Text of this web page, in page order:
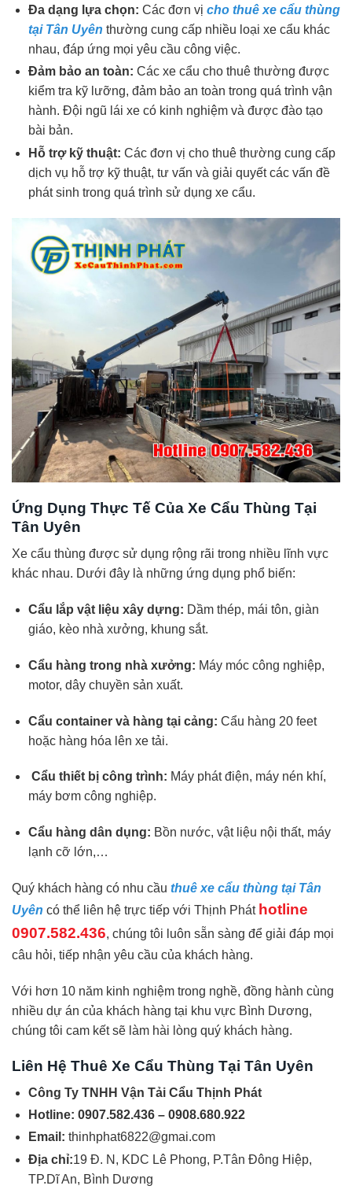
Đa dạng lựa chọn: Các đơn vị cho thuê xe cẩu thùng
tại Tân Uyên thường cung cấp nhiều loại xe cẩu khác
nhau, đáp ứng mọi yêu cầu công việc.
Đảm bảo an toàn: Các xe cẩu cho thuê thường được
kiểm tra kỹ lưỡng, đảm bảo an toàn trong quá trình vận
hành. Đội ngũ lái xe có kinh nghiệm và được đào tạo
bài bản.
Hỗ trợ kỹ thuật: Các đơn vị cho thuê thường cung cấp
dịch vụ hỗ trợ kỹ thuật, tư vấn và giải quyết các vấn đề
phát sinh trong quá trình sử dụng xe cẩu.
Ứng Dụng Thực Tế Của Xe Cẩu Thùng Tại
Tân Uyên
Xe cẩu thùng được sử dụng rộng rãi trong nhiều lĩnh vực
khác nhau. Dưới đây là những ứng dụng phổ biến:
Cẩu lắp vật liệu xây dựng: Dầm thép, mái tôn, giàn
giáo, kèo nhà xưởng, khung sắt.
Cẩu hàng trong nhà xưởng: Máy móc công nghiệp,
motor, dây chuyền sản xuất.
Cẩu container và hàng tại cảng: Cẩu hàng 20 feet
hoặc hàng hóa lên xe tải.
Cẩu thiết bị công trình: Máy phát điện, máy nén khí,
máy bơm công nghiệp.
Cẩu hàng dân dụng: Bồn nước, vật liệu nội thất, máy
lạnh cỡ lớn,…
Quý khách hàng có nhu cầu thuê xe cẩu thùng tại Tân
Uyên có thể liên hệ trực tiếp với Thịnh Phát hotline
0907.582.436, chúng tôi luôn sẵn sàng để giải đáp mọi
câu hỏi, tiếp nhận yêu cầu của khách hàng.
Với hơn 10 năm kinh nghiệm trong nghề, đồng hành cùng
nhiều dự án của khách hàng tại khu vực Bình Dương,
chúng tôi cam kết sẽ làm hài lòng quý khách hàng.
Liên Hệ Thuê Xe Cẩu Thùng Tại Tân Uyên
Công Ty TNHH Vận Tải Cẩu Thịnh Phát
Hotline: 0907.582.436 – 0908.680.922
Email: thinhphat6822@gmai.com
Địa chỉ:19 Đ. N, KDC Lê Phong, P.Tân Đông Hiệp,
TP.Dĩ An, Bình Dương